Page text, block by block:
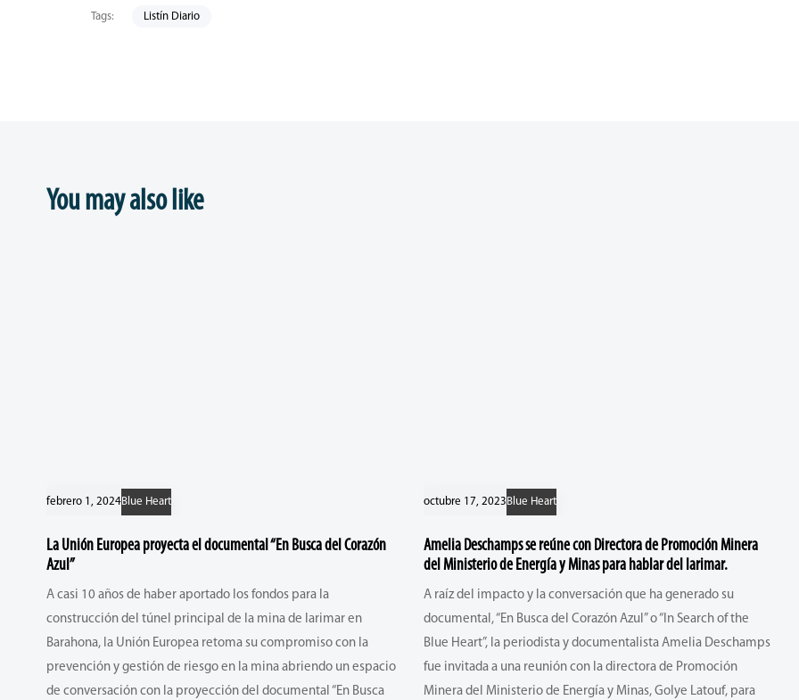
Tags: Listín Diario
You may also like
febrero 1, 2024Blue Heart
La Unión Europea proyecta el documental “En Busca del Corazón
Azul”
A casi 10 años de haber aportado los fondos para la
construcción del túnel principal de la mina de larimar en
Barahona, la Unión Europea retoma su compromiso con la
prevención y gestión de riesgo en la mina abriendo un espacio
de conversación con la proyección del documental “En Busca
octubre 17, 2023 Blue Heart
Amelia Deschamps se reúne con Directora de Promoción Minera
del Ministerio de Energía y Minas para hablar del larimar.
A raíz del impacto y la conversación que ha generado su
documental, “En Busca del Corazón Azul” o “In Search of the
Blue Heart”, la periodista y documentalista Amelia Deschamps
fue invitada a una reunión con la directora de Promoción
Minera del Ministerio de Energía y Minas, Golye Latouf, para